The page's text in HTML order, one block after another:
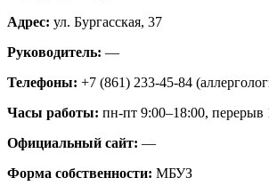
Адрес: ул. Бургасская, 37
Руководитель: —
Телефоны: +7 (861) 233-45-84
Часы работы: пн-пт 9:00–18:00, перерыв
Официальный сайт: —
Форма собственности: МБУЗ